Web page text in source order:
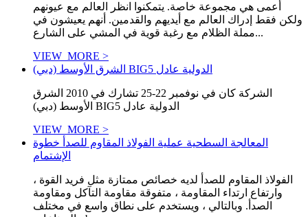
أعمى هي مجموعة خاصة. يتمكنوا انظر العالم مع عيونهم
ولكن فقط إدراك العالم مع أيديهم والقدمين. أنهم يعيشون في
مملة الظلام مع رغبة قوية في المشي على الشارع...
VIEW_MORE >
الشرق الأوسط (دبي) BIG5 الدولية عادل
الشركة كان في نوفمبر 22-25 تشارك في 2010 الشرق
الأوسط (دبي) BIG5 الدولية عادل
VIEW_MORE >
المعالجة السطحية عملية الفولاذ المقاوم للصدأ خطوة
الإشتمام
الفولاذ المقاوم للصدأ لديه خصائص ممتازة مثل فريد القوة ،
وارتفاع ارتداء المقاومة ، متفوقة مقاومة التآكل ومقاومة
الصدأ. وبالتالي ، ويستخدم على نطاق واسع في مختلف